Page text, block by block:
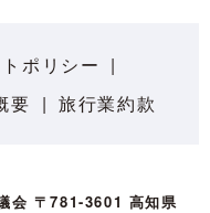
ポリシー
要 旅行業約款
会 〒781-3601 高知県